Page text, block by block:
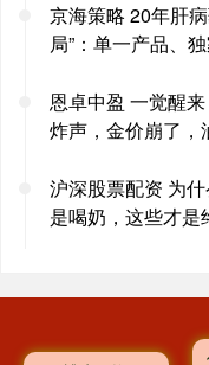
京海策略 20年肝
局”：单一产品、
恩卓中盈 一觉醒
炸声，金价崩了，
沪深股票配资 为
是喝奶，这些才是